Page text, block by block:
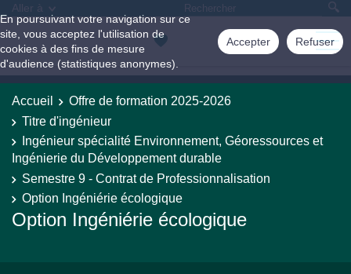
En poursuivant votre navigation sur ce
site, vous acceptez l'utilisation de
cookies à des fins de mesure
d'audience (statistiques anonymes).
Accepter Refuser
Aller à
Accueil
Offre de formation 2025-2026
Titre d'ingénieur
Ingénieur spécialité Environnement, Géoressources et
Ingénierie du Développement durable
Semestre 9 - Contrat de Professionnalisation
Option Ingéniérie écologique
Option Ingéniérie écologique